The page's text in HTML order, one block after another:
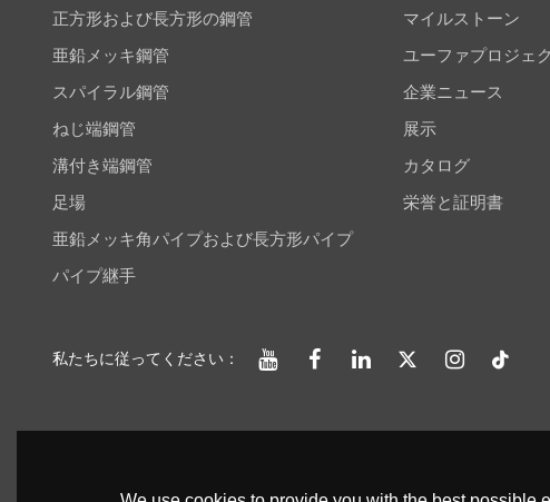
正方形および長方形の鋼管
亜鉛メッキ鋼管
スパイラル鋼管
ねじ端鋼管
溝付き端鋼管
足場
亜鉛メッキ角パイプおよび長方形パイプ
パイプ継手
マイルストーン
ユーファプロジェ
企業ニュース
展示
カタログ
栄誉と証明書
私たちに従ってください：